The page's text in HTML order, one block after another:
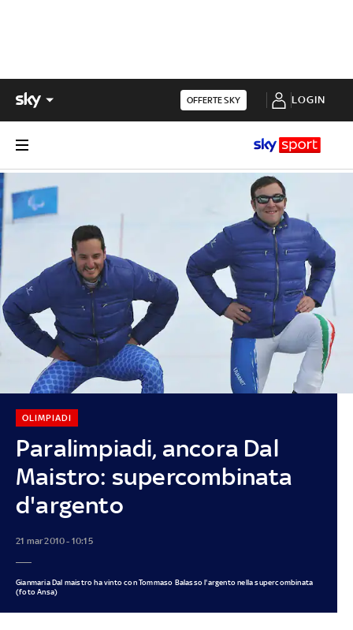
OFFERTE SKY LOGIN
Paralimpiadi, ancora Dal
Maistro: supercombinata
d'argento
OLIMPIADI
21 mar 2010 - 10:15
Gianmaria Dal maistro ha vinto con Tommaso Balasso l'argento nella supercombinata
(foto Ansa)